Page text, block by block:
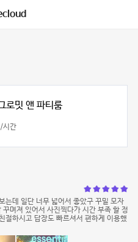
로밋 앤 파티룸
시간
는데 일단 너무 넓어서 좋았구 꾸밀 모자
며져 있어서 사진찍다가 시간 부족 할 정
절하시고 답장도 빠르셔서 편하게 이용했